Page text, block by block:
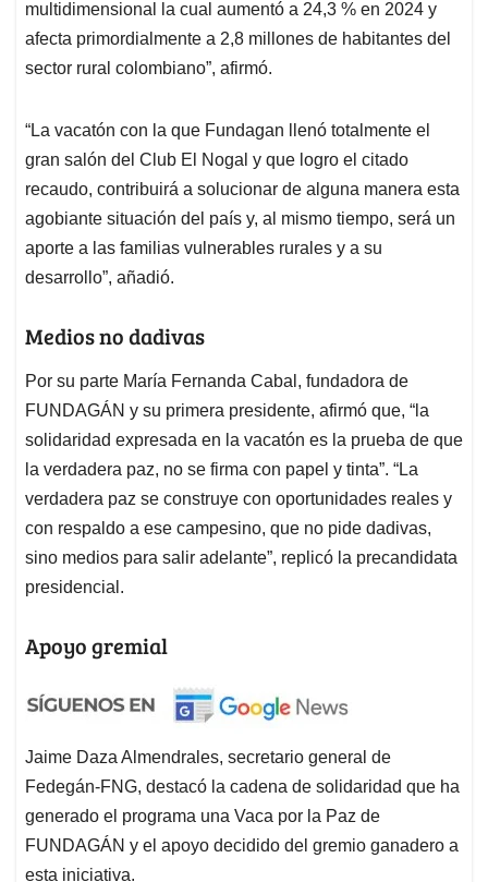
multidimensional la cual aumentó a 24,3 % en 2024 y
afecta primordialmente a 2,8 millones de habitantes del
sector rural colombiano”, afirmó.
“La vacatón con la que Fundagan llenó totalmente el
gran salón del Club El Nogal y que logro el citado
recaudo, contribuirá a solucionar de alguna manera esta
agobiante situación del país y, al mismo tiempo, será un
aporte a las familias vulnerables rurales y a su
desarrollo”, añadió.
Medios no dadivas
Por su parte María Fernanda Cabal, fundadora de
FUNDAGÁN y su primera presidente, afirmó que, “la
solidaridad expresada en la vacatón es la prueba de que
la verdadera paz, no se firma con papel y tinta”. “La
verdadera paz se construye con oportunidades reales y
con respaldo a ese campesino, que no pide dadivas,
sino medios para salir adelante”, replicó la precandidata
presidencial.
Apoyo gremial
Jaime Daza Almendrales, secretario general de
Fedegán-FNG, destacó la cadena de solidaridad que ha
generado el programa una Vaca por la Paz de
FUNDAGÁN y el apoyo decidido del gremio ganadero a
esta iniciativa.